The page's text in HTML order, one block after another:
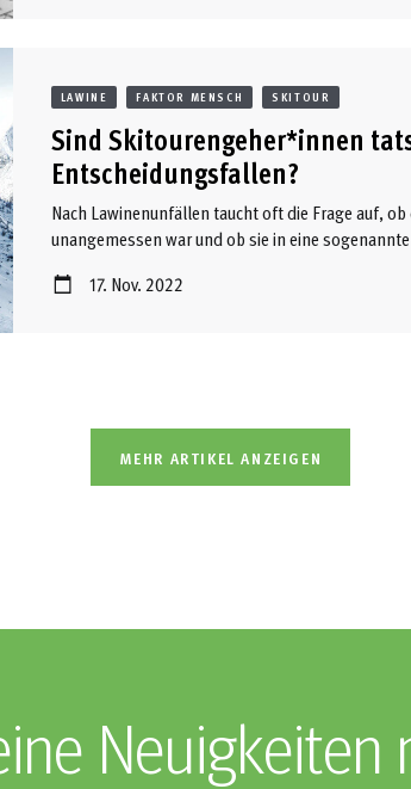
LAWINE FAKTOR MENSCH SKITOUR
Sind Skitourengeher*innen
Entscheidungsfallen?
Nach Lawinenunfällen taucht oft die Frage auf,
unangemessen war und ob sie in eine
Faktoren, wie z. B. von vorhandenen Spuren, zu
17. Nov. 2022
MEHR ARTIKEL ANZEIGEN
Neuigkeiten